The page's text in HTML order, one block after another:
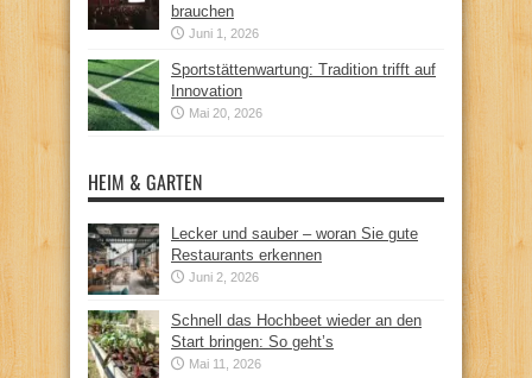
brauchen
Juni 1, 2026
Sportstättenwartung: Tradition trifft auf
Innovation
Mai 20, 2026
HEIM & GARTEN
Lecker und sauber – woran Sie gute
Restaurants erkennen
Juni 2, 2026
Schnell das Hochbeet wieder an den
Start bringen: So geht’s
Mai 11, 2026